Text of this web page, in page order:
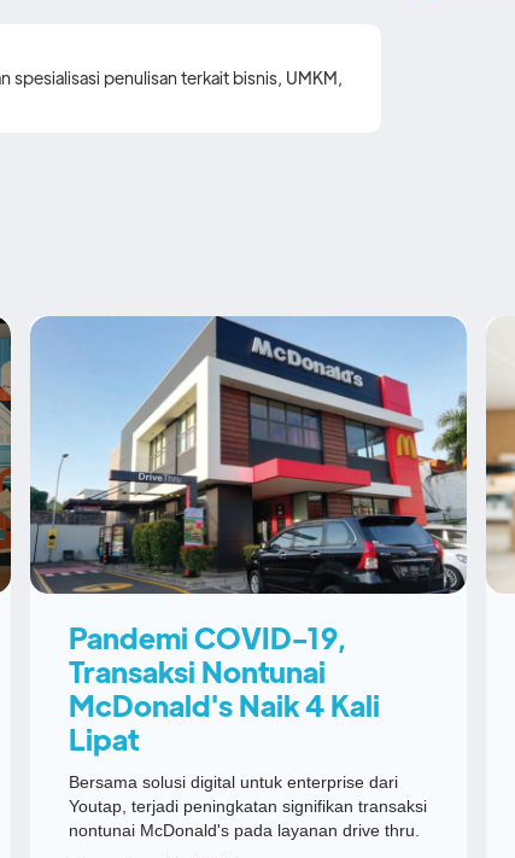
spesialisasi penulisan terkait bisnis, UMKM,
Pandemi COVID-19,
Transaksi Nontunai
McDonald's Naik 4 Kali
Lipat
Bersama solusi digital untuk enterprise dari
Youtap, terjadi peningkatan signifikan transaksi
nontunai McDonald's pada layanan drive thru.